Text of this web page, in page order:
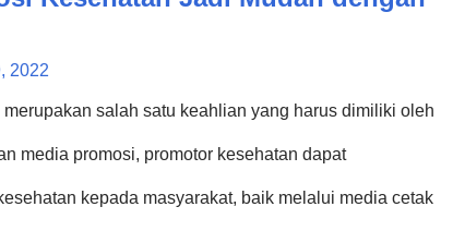
2022
salah satu keahlian yang harus dimiliki oleh
media promosi, promotor kesehatan dapat
kepada masyarakat, baik melalui media cetak